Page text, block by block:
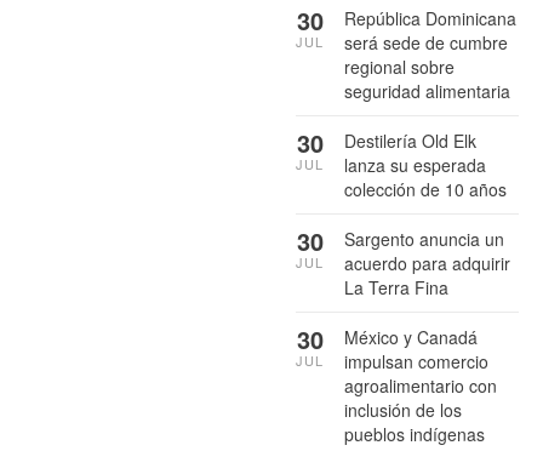
República Dominicana
será sede de cumbre
regional sobre
seguridad alimentaria
30
JUL
Destilería Old Elk
lanza su esperada
colección de 10 años
30
JUL
Sargento anuncia un
acuerdo para adquirir
La Terra Fina
30
JUL
México y Canadá
impulsan comercio
agroalimentario con
inclusión de los
pueblos indígenas
30
JUL